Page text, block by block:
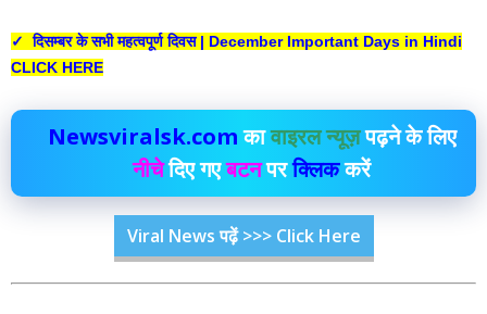
✓ दिसम्बर के सभी महत्वपूर्ण दिवस | December Important Days in Hindi
CLICK HERE
Newsviralsk.comकावाइरल न्यूज़पढ़ने के लिए
नीचेदिए गएबटनपरक्लिककरें
Viral News पढ़ें >>> Click Here